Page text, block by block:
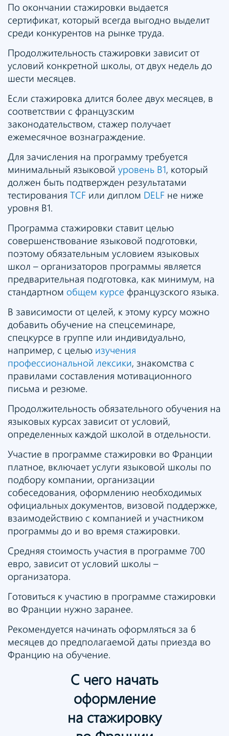
По окончании стажировки выдается
сертификат, который всегда выгодно выделит
среди конкурентов на рынке труда.
Продолжительность стажировки зависит от
условий конкретной школы, от двух недель до
шести месяцев.
Если стажировка длится более двух месяцев, в
соответствии с французским
законодательством, стажер получает
ежемесячное вознаграждение.
Для зачисления на программу требуется
минимальный языковой уровень В1, который
должен быть подтвержден результатами
тестирования TCF или диплом DELF не ниже
уровня В1.
Программа стажировки ставит целью
совершенствование языковой подготовки,
поэтому обязательным условием языковых
школ – организаторов программы является
предварительная подготовка, как минимум, на
стандартном общем курсе французского языка.
В зависимости от целей, к этому курсу можно
добавить обучение на спецсеминаре,
спецкурсе в группе или индивидуально,
например, с целью изучения
профессиональной лексики, знакомства с
правилами составления мотивационного
письма и резюме.
Продолжительность обязательного обучения на
языковых курсах зависит от условий,
определенных каждой школой в отдельности.
Участие в программе стажировки во Франции
платное, включает услуги языковой школы по
подбору компании, организации
собеседования, оформлению необходимых
официальных документов, визовой поддержке,
взаимодействию с компанией и участником
программы до и во время стажировки.
Средняя стоимость участия в программе 700
евро, зависит от условий школы –
организатора.
Готовиться к участию в программе стажировки
во Франции нужно заранее.
Рекомендуется начинать оформляться за 6
месяцев до предполагаемой даты приезда во
Францию на обучение.
С чего начать
оформление
на стажировку